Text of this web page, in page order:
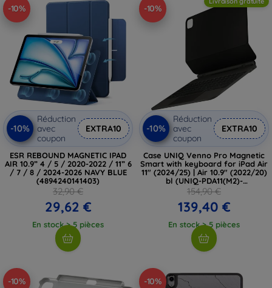
-10%
-10%
Réduction
avec
coupon
EXTRA10
ESR REBOUND MAGNETIC IPAD
AIR 10.9” 4 / 5 / 2020-2022 / 11” 6
/ 7 / 8 / 2024-2026 NAVY BLUE
(4894240141403)
32,90 €
29,62 €
En stock > 5 pièces
-10%
-10%
Réduction
avec
coupon
EXTRA10
Case UNIQ Venno Pro Magnetic
Smart with keyboard for iPad Air
11" (2024/25) | Air 10.9" (2022/20)
bl (UNIQ-PDA11(M2)-
VENPROGBLK)
154,90 €
139,40 €
En stock > 5 pièces
-10% -10%